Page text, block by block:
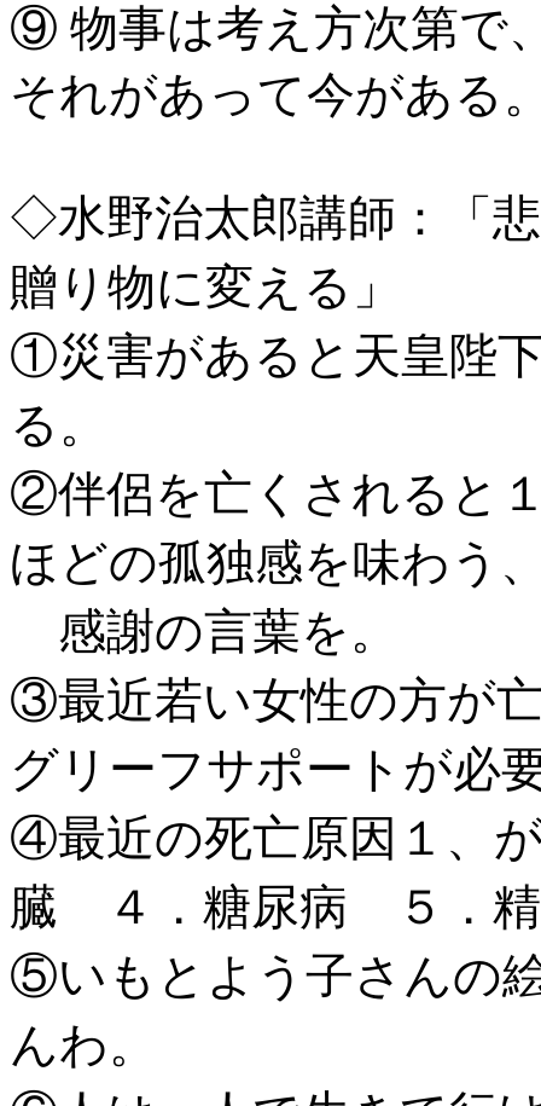
⑨ 物事は考え方次第で
それがあって今がある
◇水野治太郎講師：「
贈り物に変える」
①災害があると天皇陛
る。
②伴侶を亡くされると
ほどの孤独感を味わう
感謝の言葉を。
③最近若い女性の方が
グリーフサポートが必
④最近の死亡原因１、
臓 ４．糖尿病 ５．
⑤いもとよう子さんの
んわ。